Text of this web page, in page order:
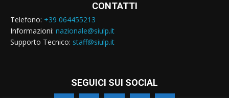
CONTATTI
Telefono: +39 064455213
Informazioni: nazionale@siulp.it
Supporto Tecnico: staff@siulp.it
SEGUICI SUI SOCIAL